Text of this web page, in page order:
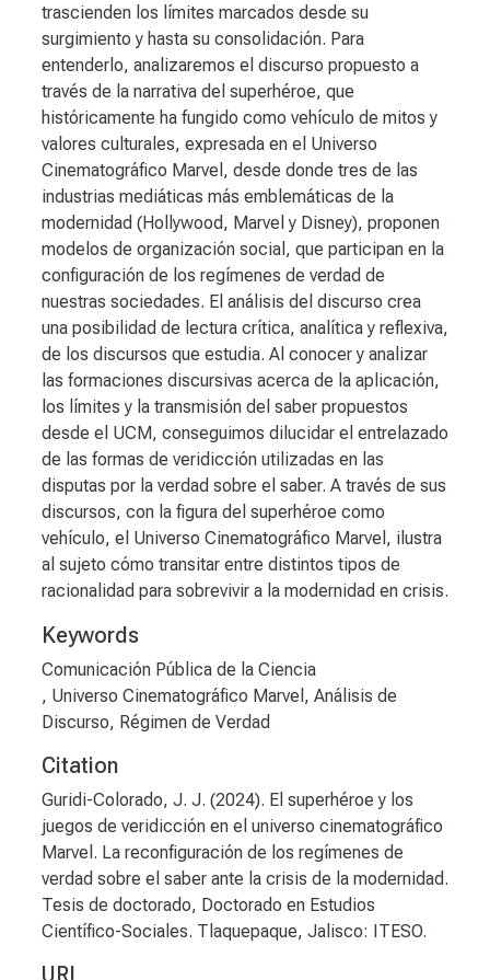
trascienden los límites marcados desde su
surgimiento y hasta su consolidación. Para
entenderlo, analizaremos el discurso propuesto a
través de la narrativa del superhéroe, que
históricamente ha fungido como vehículo de mitos y
valores culturales, expresada en el Universo
Cinematográfico Marvel, desde donde tres de las
industrias mediáticas más emblemáticas de la
modernidad (Hollywood, Marvel y Disney), proponen
modelos de organización social, que participan en la
configuración de los regímenes de verdad de
nuestras sociedades. El análisis del discurso crea
una posibilidad de lectura crítica, analítica y reflexiva,
de los discursos que estudia. Al conocer y analizar
las formaciones discursivas acerca de la aplicación,
los límites y la transmisión del saber propuestos
desde el UCM, conseguimos dilucidar el entrelazado
de las formas de veridicción utilizadas en las
disputas por la verdad sobre el saber. A través de sus
discursos, con la figura del superhéroe como
vehículo, el Universo Cinematográfico Marvel, ilustra
al sujeto cómo transitar entre distintos tipos de
racionalidad para sobrevivir a la modernidad en crisis.
Keywords
, Universo Cinematográfico Marvel , Análisis de
Discurso, Régimen de Verdad
Citation
Guridi-Colorado, J. J. (2024). El superhéroe y los
juegos de veridicción en el universo cinematográfico
Marvel. La reconfiguración de los regímenes de
verdad sobre el saber ante la crisis de la modernidad.
Tesis de doctorado, Doctorado en Estudios
Científico-Sociales. Tlaquepaque, Jalisco: ITESO.
URI